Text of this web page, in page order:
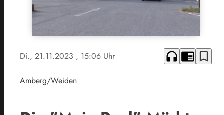
Di., 21.11.2023 , 15:06 Uhr headphones chrome_reader_mode bookmark_border
Amberg/Weiden